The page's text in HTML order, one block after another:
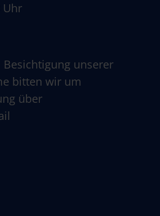
Uhr
unserer
bitten wir um
über